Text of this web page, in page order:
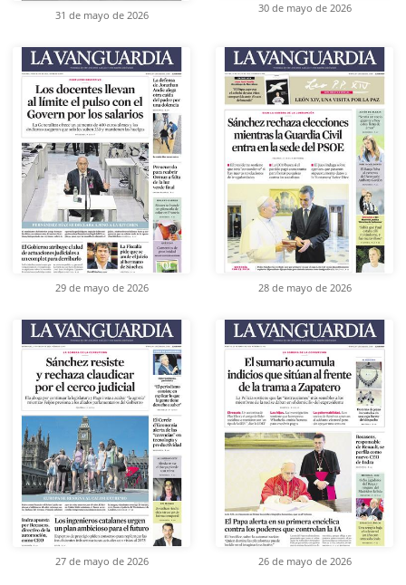
31 de mayo de 2026
30 de mayo de 2026
29 de mayo de 2026 28 de mayo de 2026
27 de mayo de 2026 26 de mayo de 2026